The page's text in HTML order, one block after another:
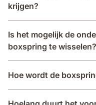
krijgen?
Is het mogelijk de
boxspring te wisselen?
Hoe wordt de